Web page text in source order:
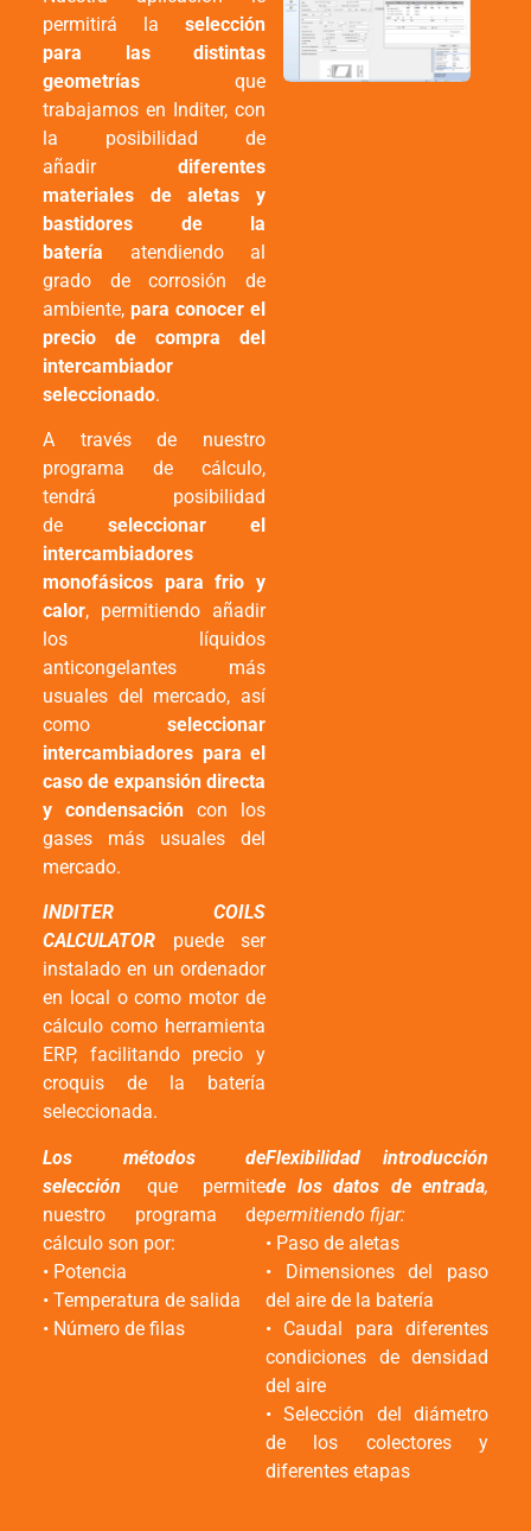
permitirá la selección
para las distintas
geometrías que
trabajamos en Inditer, con
la posibilidad de
añadir diferentes
materiales de aletas y
bastidores de la
batería atendiendo al
grado de corrosión de
ambiente, para conocer el
precio de compra del
intercambiador
seleccionado.
A través de nuestro
programa de cálculo,
tendrá posibilidad
de seleccionar el
intercambiadores
monofásicos para frio y
calor, permitiendo añadir
los líquidos
anticongelantes más
usuales del mercado, así
como seleccionar
intercambiadores para el
caso de expansión directa
y condensación con los
gases más usuales del
mercado.
INDITER COILS
CALCULATOR puede ser
instalado en un ordenador
en local o como motor de
cálculo como herramienta
ERP, facilitando precio y
croquis de la batería
seleccionada.
Los métodos de
selección que permite
nuestro programa de
cálculo son por:
• Potencia
• Temperatura de salida
• Número de filas
Flexibilidad introducción
de los datos de entrada,
permitiendo fijar:
• Paso de aletas
• Dimensiones del paso
del aire de la batería
• Caudal para diferentes
condiciones de densidad
del aire
• Selección del diámetro
de los colectores y
diferentes etapas